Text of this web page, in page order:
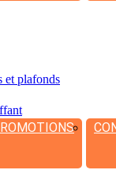
et plafonds